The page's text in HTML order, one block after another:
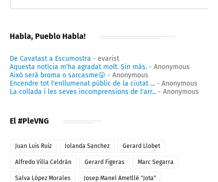
Habla, Pueblo Habla!
De Cavatast a Escumostra - evarist
Aquesta notícia m'ha agradat molt. Sin más. - Anonymous
Això serà broma o sarcasme😛 - Anonymous
Encendre tot l'enllumenat públic de la ciutat ... - Anonymous
La collada i les seves incomprensions de l'arr... - Anonymous
El #PleVNG
Juan Luis Ruiz Iolanda Sanchez Gerard Llobet
Alfredo Villa Celdrán Gerard Figeras Marc Segarra
Salva López Morales Josep Manel Ametllé "Jota"